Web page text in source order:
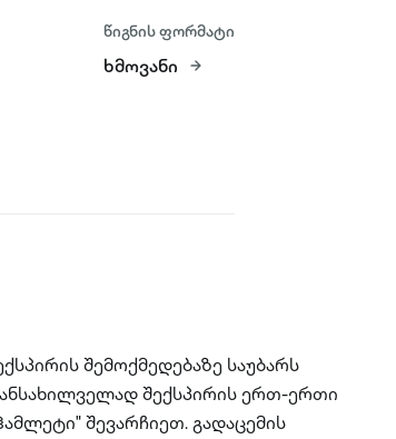
წიგნის ფორმატი
ხმოვანი
შემოქმედებაზე საუბარს
შექსპირის ერთ-ერთი
შევარჩიეთ. გადაცემის